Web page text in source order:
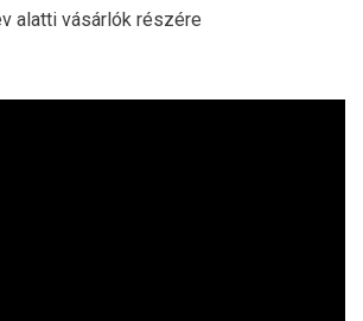
alatti vásárlók részére